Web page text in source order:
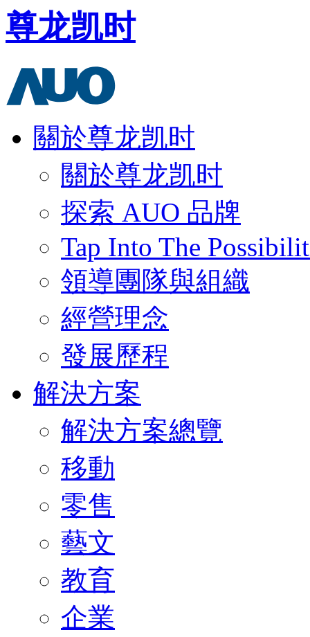
尊龙凯时
關於尊龙凯时
關於尊龙凯时
探索 AUO 品牌
Tap Into The
領導團隊與組織
經營理念
發展歷程
解決方案
解決方案總覽
移動
零售
藝文
教育
企業